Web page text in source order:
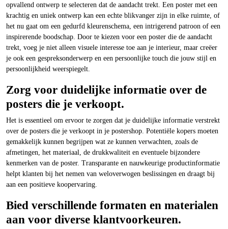
opvallend ontwerp te selecteren dat de aandacht trekt. Een poster met een
krachtig en uniek ontwerp kan een echte blikvanger zijn in elke ruimte, of
het nu gaat om een gedurfd kleurenschema, een intrigerend patroon of een
inspirerende boodschap. Door te kiezen voor een poster die de aandacht
trekt, voeg je niet alleen visuele interesse toe aan je interieur, maar creëer
je ook een gespreksonderwerp en een persoonlijke touch die jouw stijl en
persoonlijkheid weerspiegelt.
Zorg voor duidelijke informatie over de
posters die je verkoopt.
Het is essentieel om ervoor te zorgen dat je duidelijke informatie verstrekt
over de posters die je verkoopt in je postershop. Potentiële kopers moeten
gemakkelijk kunnen begrijpen wat ze kunnen verwachten, zoals de
afmetingen, het materiaal, de drukkwaliteit en eventuele bijzondere
kenmerken van de poster. Transparante en nauwkeurige productinformatie
helpt klanten bij het nemen van weloverwogen beslissingen en draagt bij
aan een positieve koopervaring.
Bied verschillende formaten en materialen
aan voor diverse klantvoorkeuren.